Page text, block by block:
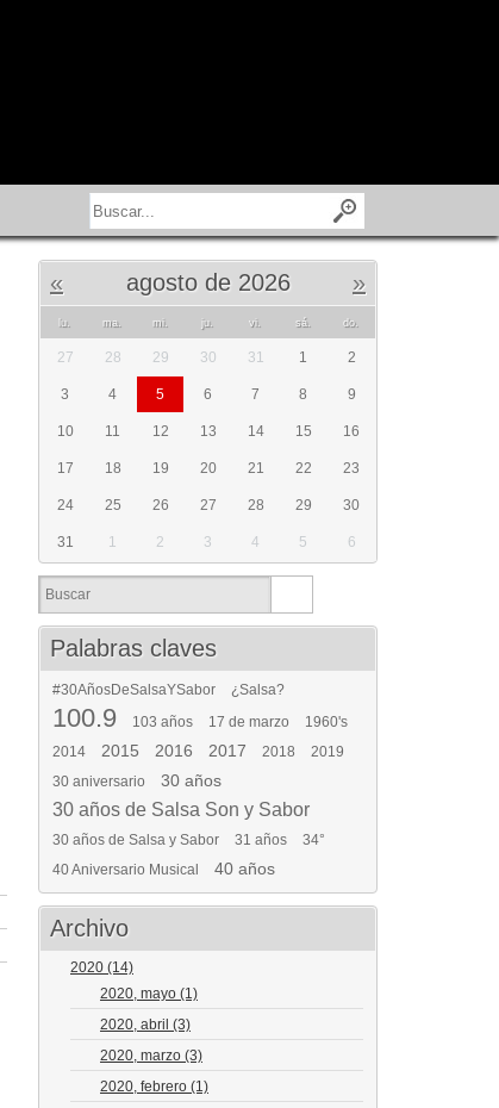
« agosto de 2026 »
lu. ma. mi. ju. vi. sá. do.
27 28 29 30 31 1 2
3 4 5 6 7 8 9
10 11 12 13 14 15 16
17 18 19 20 21 22 23
24 25 26 27 28 29 30
31 1 2 3 4 5 6
Palabras claves
#30AñosDeSalsaYSabor ¿Salsa?
100.9 103 años 17 de marzo
1960's
2014
2015 2016 2017 2018
2019
30 aniversario
30 años
30 años de Salsa Son y Sabor
30 años de Salsa y Sabor 31 años
34°
40 Aniversario Musical
40 años
Archivo
2020 (14)
2020, mayo (1)
2020, abril (3)
2020, marzo (3)
2020, febrero (1)